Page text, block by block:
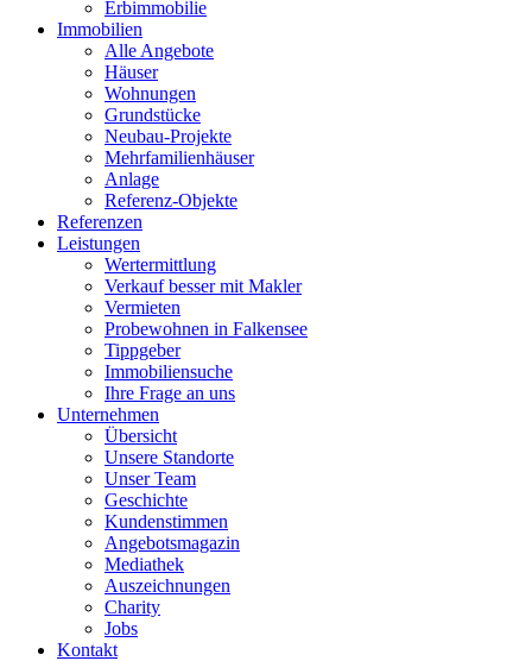
Erbimmobilie
Immobilien
Alle Angebote
Häuser
Wohnungen
Grundstücke
Neubau-Projekte
Mehrfamilienhäuser
Anlage
Referenz-Objekte
Referenzen
Leistungen
Wertermittlung
Verkauf besser mit Makler
Vermieten
Probewohnen in Falkensee
Tippgeber
Immobiliensuche
Ihre Frage an uns
Unternehmen
Übersicht
Unsere Standorte
Unser Team
Geschichte
Kundenstimmen
Angebotsmagazin
Mediathek
Auszeichnungen
Charity
Jobs
Kontakt